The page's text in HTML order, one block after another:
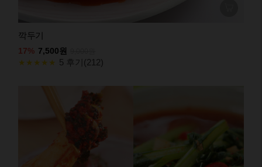
깍두기
17% 7,500원
★★★★★ 5 후기(212)